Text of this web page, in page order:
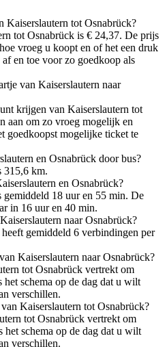
Kaiserslautern tot Osnabrück?
tot Osnabrück is € 24,37. De prijs
vroeg u koopt en of het een druk
en toe voor zo goedkoop als
van Kaiserslautern naar
krijgen van Kaiserslautern tot
aan om zo vroeg mogelijk en
goedkoopst mogelijke ticket te
en Osnabrück door bus?
315,6 km.
en Osnabrück?
gemiddeld 18 uur en 55 min. De
in 16 uur en 40 min.
naar Osnabrück?
gemiddeld 6 verbindingen per
Kaiserslautern naar Osnabrück?
tot Osnabrück vertrekt om
schema op de dag dat u wilt
verschillen.
Kaiserslautern tot Osnabrück?
tot Osnabrück vertrekt om
schema op de dag dat u wilt
verschillen.